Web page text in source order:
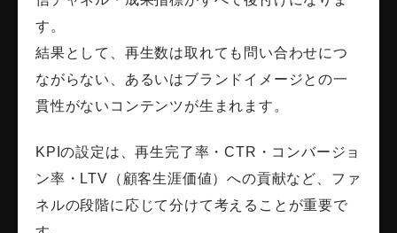
す。
結果として、再生数は取れても問い合わせにつ
ながらない、あるいはブランドイメージとの一
貫性がないコンテンツが生まれます。
KPIの設定は、再生完了率・CTR・コンバージョ
ン率・LTV（顧客生涯価値）への貢献など、ファ
ネルの段階に応じて分けて考えることが重要で